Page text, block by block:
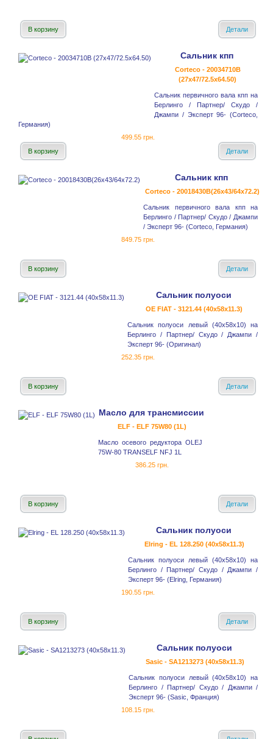
В корзину Детали
Сальник кпп
Corteco - 20034710B
(27x47/72.5x64.50)
Сальник первичного вала кпп на
Берлинго / Партнер/ Скудо /
Джампи / Эксперт 96- (Corteco,
Германия)
499.55 грн.
В корзину
Детали
Сальник кпп
Corteco - 20018430B(26x43/64x72.2)
Сальник первичного вала кпп на
Берлинго / Партнер/ Скудо / Джампи
/ Эксперт 96- (Corteco, Германия)
849.75 грн.
В корзину Детали
Сальник полуоси
OE FIAT - 3121.44 (40x58x11.3)
Сальник полуоси левый (40x58x10) на
Берлинго / Партнер/ Скудо / Джампи /
Эксперт 96- (Оригинал)
252.35 грн.
В корзину Детали
Масло для трансмиссии
ELF - ELF 75W80 (1L)
Масло осевого редуктора OLEJ
75W-80 TRANSELF NFJ 1L
386.25 грн.
В корзину Детали
Сальник полуоси
Elring - EL 128.250 (40x58x11.3)
Сальник полуоси левый (40x58x10) на
Берлинго / Партнер/ Скудо / Джампи /
Эксперт 96- (Elring, Германия)
190.55 грн.
В корзину Детали
Сальник полуоси
Sasic - SA1213273 (40x58x11.3)
Сальник полуоси левый (40x58x10) на
Берлинго / Партнер/ Скудо / Джампи /
Эксперт 96- (Sasic, Франция)
108.15 грн.